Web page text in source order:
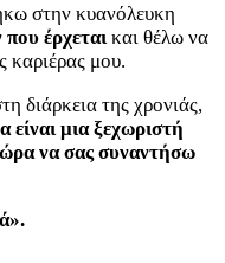
στην κυανόλευκη
έρχεταικαι θέλω να
καριέρας μου.
διάρκεια της χρονιάς,
είναι μια ξεχωριστή
να σας συναντήσω